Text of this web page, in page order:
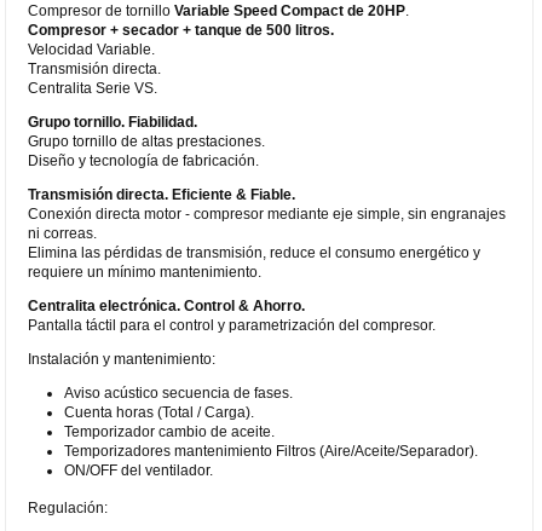
Compresor de tornilloVariable Speed Compact de 20HP
Compresor + secador + tanque de 500 litros.
Velocidad Variable.
Transmisión directa.
Centralita Serie VS.
Grupo tornillo. Fiabilidad.
Grupo tornillo de altas prestaciones.
Diseño y tecnología de fabricación.
Transmisión directa. Eficiente & Fiable.
Conexión directa motor - compresor mediante eje simple, sin engranajes
ni correas.
Elimina las pérdidas de transmisión, reduce el consumo energético y
requiere un mínimo mantenimiento.
Centralita electrónica. Control & Ahorro.
Pantalla táctil para el control y parametrización del compresor.
Instalación y mantenimiento:
Aviso acústico secuencia de fases.
Cuenta horas (Total / Carga).
Temporizador cambio de aceite.
Temporizadores mantenimiento Filtros (Aire/Aceite/Separador).
ON/OFF del ventilador.
Regulación: